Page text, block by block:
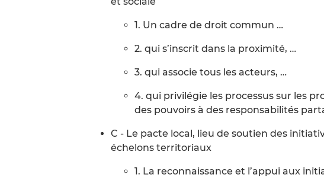
1. Un cadre de droit commun …
2. qui s’inscrit dans la proximité, …
3. qui associe tous les acteurs, …
4. qui privilégie les processus sur les
des pouvoirs à des responsabilités
C - Le pacte local, lieu de soutien des
échelons territoriaux
1. La reconnaissance et l’appui aux